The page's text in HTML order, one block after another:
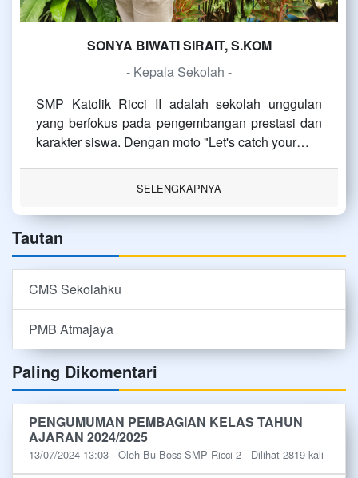
SONYA BIWATI SIRAIT, S.KOM
- Kepala Sekolah -
SMP Katolik Ricci II adalah sekolah unggulan
yang berfokus pada pengembangan prestasi dan
karakter siswa. Dengan moto "Let's catch your…
SELENGKAPNYA
Tautan
CMS Sekolahku
PMB Atmajaya
Paling Dikomentari
PENGUMUMAN PEMBAGIAN KELAS TAHUN
AJARAN 2024/2025
13/07/2024 13:03 - Oleh Bu Boss SMP Ricci 2 - Dilihat 2819 kali